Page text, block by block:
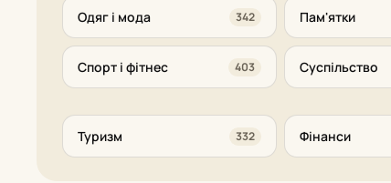
Одяг і мода 342 Пам'ятки
Спорт і фітнес 403 Суспільство
Туризм 332 Фінанси